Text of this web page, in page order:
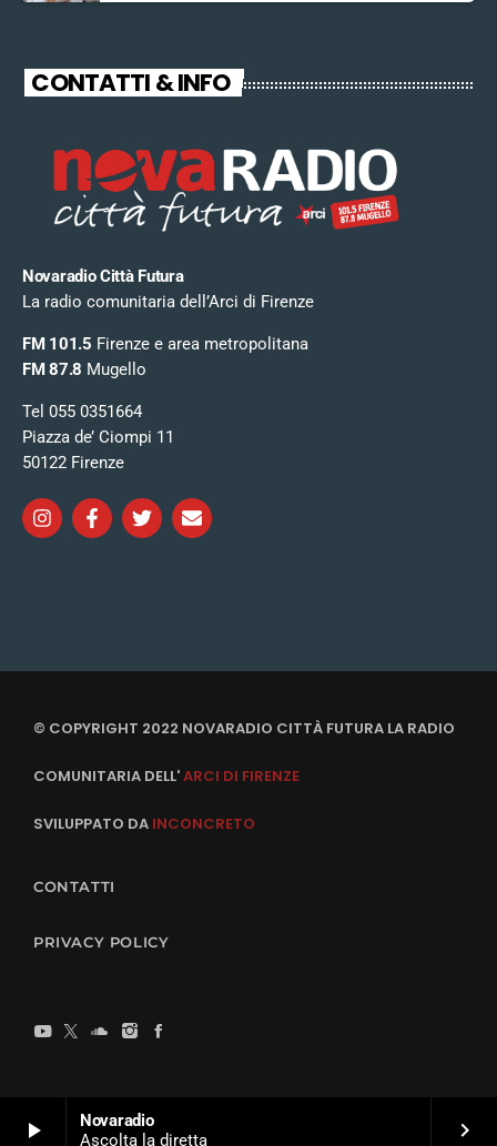
play_arrow
Novaradio
Ascolta la diretta
keyboard_arrow_right
CONTATTI & INFO
Novaradio Città Futura
La radio comunitaria dell’Arci di Firenze
FM 101.5 Firenze e area metropolitana
FM 87.8 Mugello
Tel 055 0351664
Piazza de’ Ciompi 11
50122 Firenze
© COPYRIGHT 2022 NOVARADIO CITTÀ FUTURA LA RADIO
COMUNITARIA DELL'ARCI DI FIRENZE
SVILUPPATO DA INCONCRETO
CONTATTI
PRIVACY POLICY